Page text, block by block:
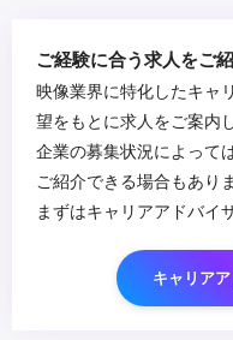
ご経験に合う求人をご
映像業界に特化したキャ
望をもとに求人をご案内
企業の募集状況によって
ご紹介できる場合もあり
まずはキャリアアドバイ
キャリア